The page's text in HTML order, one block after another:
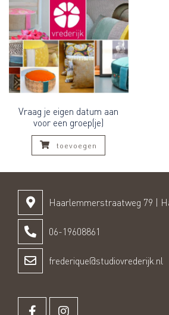
Vraag je eigen datum aan
voor een groep(je)
toevoegen
Haarlemmerstraatweg 79 |
06-19608861
frederique@studiovrederijk.nl